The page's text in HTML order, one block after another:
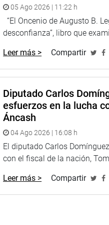
05 Ago 2026 | 11:22 h
“El Oncenio de Augusto B.
desconfianza”, libro que
Leer más > Compartir
Diputado Carlos
esfuerzos en la lucha
Áncash
04 Ago 2026 | 16:08 h
El diputado Carlos
con el fiscal de la nación,
Leer más > Compartir